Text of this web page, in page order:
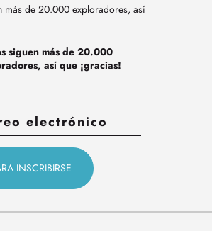
más de 20.000 exploradores, así
siguen más de 20.000
así que ¡gracias!